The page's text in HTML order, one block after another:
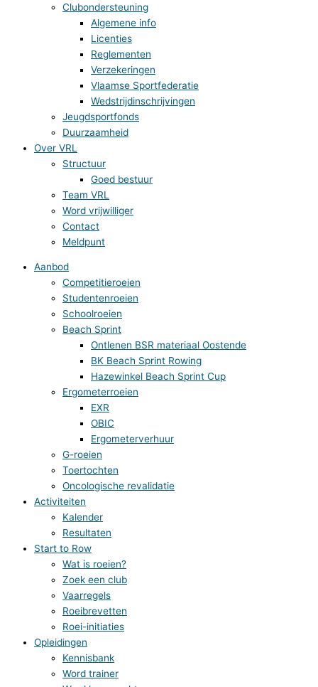
Clubondersteuning
Algemene info
Licenties
Reglementen
Verzekeringen
Vlaamse Sportfederatie
Wedstrijdinschrijvingen
Jeugdsportfonds
Duurzaamheid
Over VRL
Structuur
Goed bestuur
Team VRL
Word vrijwilliger
Contact
Meldpunt
Aanbod
Competitieroeien
Studentenroeien
Schoolroeien
Beach Sprint
Ontlenen BSR materiaal Oostende
BK Beach Sprint Rowing
Hazewinkel Beach Sprint Cup
Ergometerroeien
EXR
OBIC
Ergometerverhuur
G-roeien
Toertochten
Oncologische revalidatie
Activiteiten
Kalender
Resultaten
Start to Row
Wat is roeien?
Zoek een club
Vaarregels
Roeibrevetten
Roei-initiaties
Opleidingen
Kennisbank
Word trainer